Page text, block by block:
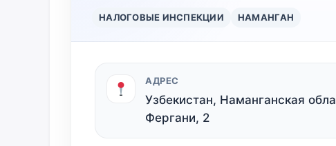
НАЛОГОВЫЕ ИНСПЕКЦИИ НАМАНГАН
АДРЕС
Узбекистан, Наманганская
Фергани, 2